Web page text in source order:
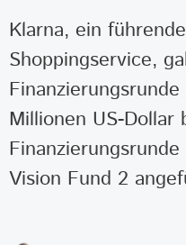
Klarna, ein
Shoppingservice,
Millionen US-Dollar
Vision Fund 2